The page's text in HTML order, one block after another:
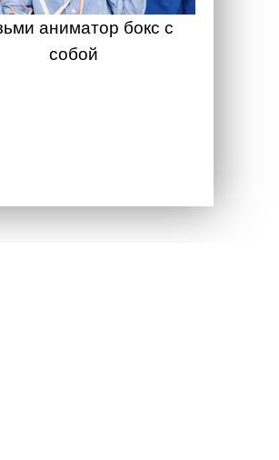
аниматор бокс с
собой